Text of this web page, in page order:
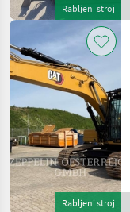
Rabljeni stroj
Rabljeni stroj